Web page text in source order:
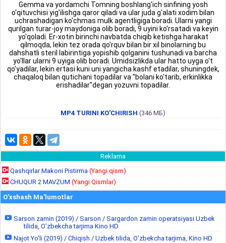
Gemma va yordamchi Tomning boshlang'ich sinfining yosh
o'qituvchisi yig'ilishga qaror qiladi va ular juda g'alati xodim bilan
uchrashadigan ko'chmas mulk agentligiga boradi. Ularni yangi
qurilgan turar-joy maydoniga olib boradi, 9 uyini ko'rsatadi va keyin
yo'qoladi. Er-xotin birinchi navbatda chiqib ketishga harakat
qilmoqda, lekin tez orada qo'rquv bilan bir xil binolarning bu
dahshatli steril labirintiga yopishib qolganini tushunadi va barcha
yo'llar ularni 9 uyiga olib boradi. Umidsizlikda ular hatto uyga o't
qo'yadilar, lekin ertasi kuni uni yangicha kashf etadilar, shuningdek,
chaqaloq bilan qutichani topadilar va "bolani ko'tarib, erkinlikka
erishadilar"degan yozuvni topadilar.
MP4 TURINI KO'CHIRISH (346 МБ)
Reklama
Qashqirlar Makoni Pistirma (Yangi qism)
CHUQUR 2 MAVZUM (Yangi Qismlar)
O'xshash Ma'lumotlar
Sarson zamin (2019) / Sarson / Sargardon zamin operatsiyasi Uzbek
tilida, O'zbekcha tarjima Kino HD
Najot Yo'li (2019) / Chiqish / Uzbek tilida, O'zbekcha tarjima, Kino HD